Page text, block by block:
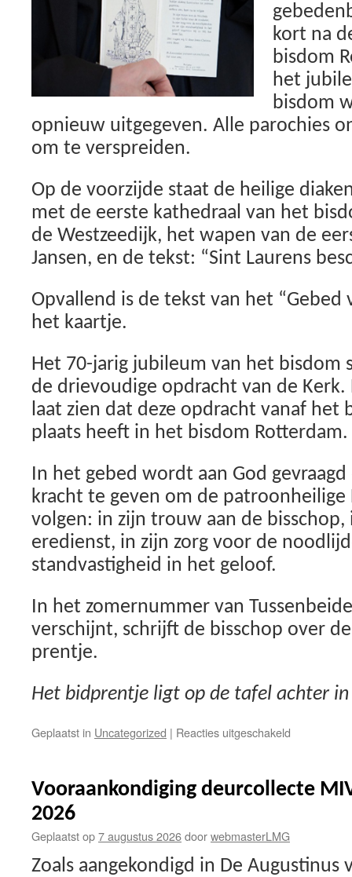
kort na
bisdom
het
bisdom
opnieuw uitgegeven. Alle parochies
om te verspreiden.
Op de voorzijde staat de heilige
met de eerste kathedraal van het
de Westzeedijk, het wapen van de
Jansen, en de tekst: “Sint Laurens
Opvallend is de tekst van het “Gebed
het kaartje.
Het 70-jarig jubileum van het bisdom
de drievoudige opdracht van de
laat zien dat deze opdracht vanaf het
plaats heeft in het bisdom Rotterdam.
In het gebed wordt aan God
kracht te geven om de patroonheilige
volgen: in zijn trouw aan de
eredienst, in zijn zorg voor de
standvastigheid in het geloof.
In het zomernummer van
verschijnt, schrijft de bisschop over
prentje.
Het bidprentje ligt op de tafel achter in
Geplaatst in Uncategorized | Reacties uitgeschakeld
uit
1959
Vooraankondiging deurcollecte
2026
Geplaatst op7 augustus 2026doorwebmasterLMG
Zoals aangekondigd in De Augustinus